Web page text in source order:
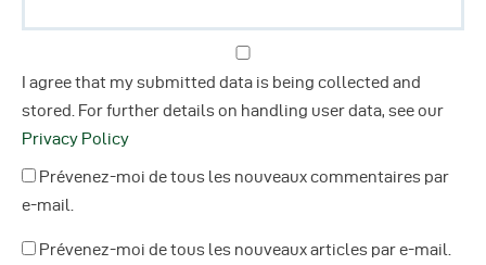
I agree that my submitted data is being collected and
stored. For further details on handling user data, see our
Privacy Policy
Prévenez-moi de tous les nouveaux commentaires par
e-mail.
Prévenez-moi de tous les nouveaux articles par e-mail.